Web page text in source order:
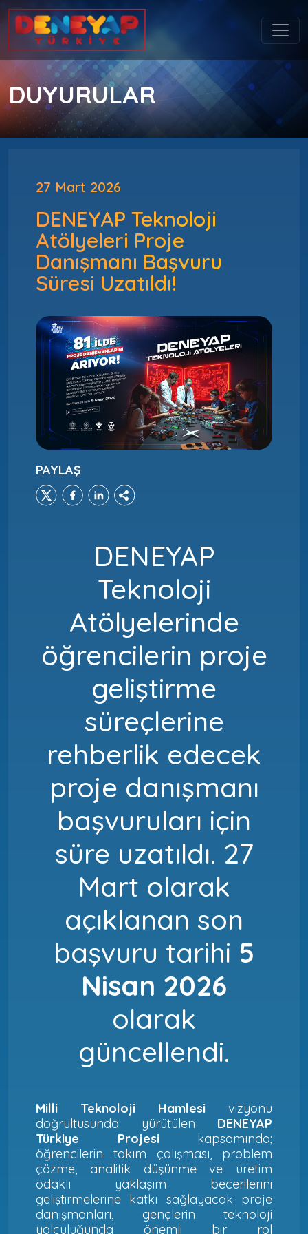
DUYURULAR
27 Mart 2026
DENEYAP Teknoloji
Atölyeleri Proje
Danışmanı Başvuru
Süresi Uzatıldı!
PAYLAŞ
DENEYAP
Teknoloji
Atölyelerinde
öğrencilerin proje
geliştirme
süreçlerine
rehberlik edecek
proje danışmanı
başvuruları için
süre uzatıldı. 27
Mart olarak
açıklanan son
başvuru tarihi 5
Nisan 2026
olarak
güncellendi.
Milli Teknoloji Hamlesi vizyonu
doğrultusunda yürütülen DENEYAP
Türkiye Projesi kapsamında;
öğrencilerin takım çalışması, problem
çözme, analitik düşünme ve üretim
odaklı yaklaşım becerilerini
geliştirmelerine katkı sağlayacak proje
danışmanları, gençlerin teknoloji
yolculuğunda önemli bir rol